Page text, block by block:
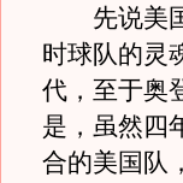
先说美国
时球队的灵
代，至于奥
是，虽然四
合的美国队